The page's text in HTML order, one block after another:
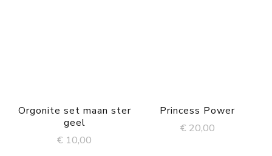
Orgonite set maan ster
geel
€ 10,00
Princess Power
€ 20,00